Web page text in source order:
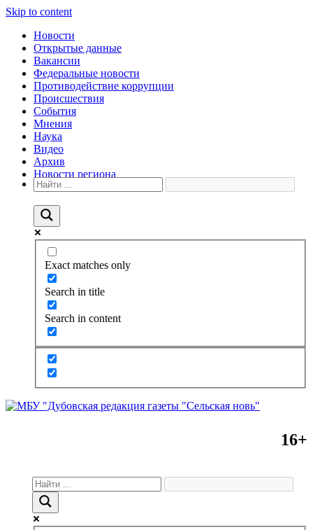
Skip to content
Новости
Открытые данные
Вакансии
Федеральные новости
Противодействие коррупции
Происшествия
События
Мнения
Наука
Видео
Архив
Новости региона
Exact matches only
Search in title
Search in content
16+